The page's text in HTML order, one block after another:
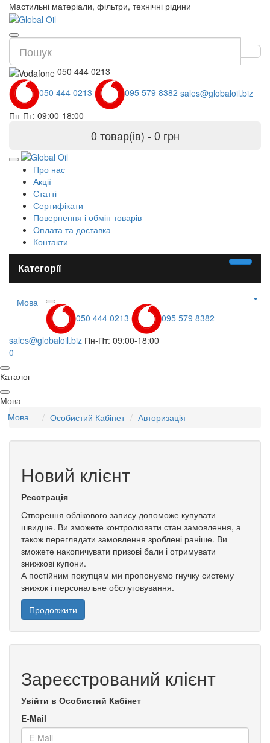
Мастильні матеріали, фільтри, технічні рідини
050 444 0213
050 444 0213
095 579 8382 sales@globaloil.biz
Пн-Пт: 09:00-18:00
0 товар(ів) - 0 грн
Про нас
Акції
Статті
Сертифікати
Повернення і обмін товарів
Оплата та доставка
Контакти
Категорії
Мова
050 444 0213
095 579 8382
sales@globaloil.biz Пн-Пт: 09:00-18:00
0
Каталог
Мова
Мова
Особистий Кабінет Авторизація
Новий клієнт
Реєстрація
Створення облікового запису допоможе купувати
швидше. Ви зможете контролювати стан замовлення, а
також переглядати замовлення зроблені раніше. Ви
зможете накопичувати призові бали і отримувати
знижкові купони.
А постійним покупцям ми пропонуємо гнучку систему
знижок і персональне обслуговування.
Продовжити
Зареєстрований клієнт
Увійти в Особистий Кабінет
E-Mail